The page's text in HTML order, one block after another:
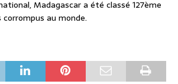
Madagascar a été classé 127ème
corrompus au monde.